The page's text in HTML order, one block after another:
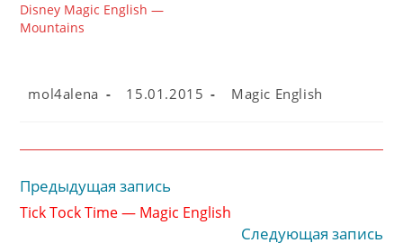
Disney Magic English —
Mountains
Автор
mol4alena
Запись
15.01.2015
Рубрика
записи:
Magic English
Читать
далее
статьи
Предыдущая запись
Tick Tock Time — Magic English
Следующая запись